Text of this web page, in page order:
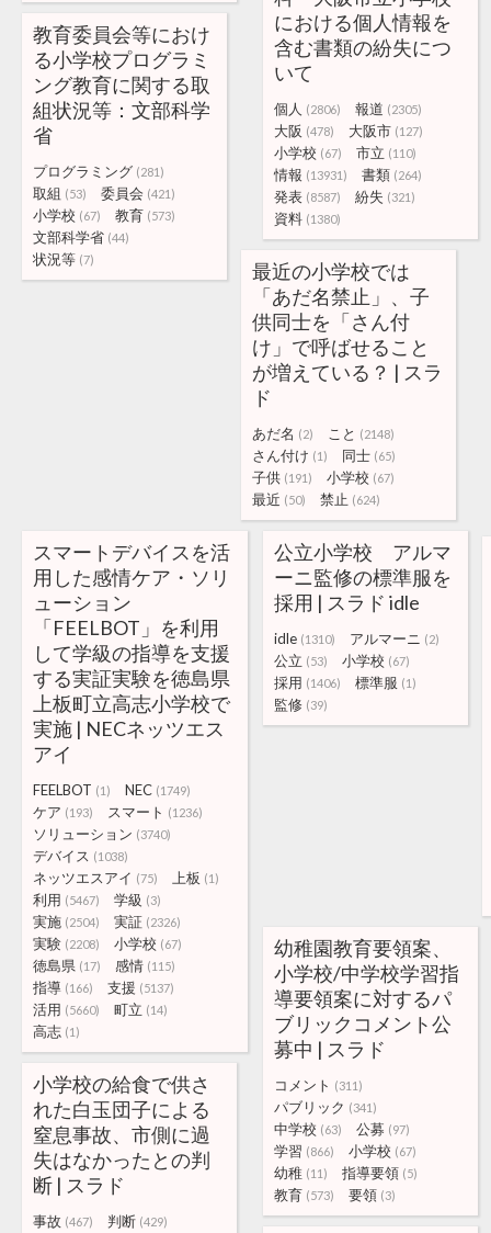
における個人情報を
含む書類の紛失につ
いて
個人 (2806) 報道 (2305)
大阪 (478) 大阪市 (127)
小学校 (67) 市立 (110)
情報 (13931) 書類 (264)
発表 (8587) 紛失 (321)
資料 (1380)
教育委員会等におけ
る小学校プログラミ
ング教育に関する取
組状況等：文部科学
省
プログラミング (281)
取組 (53) 委員会 (421)
小学校 (67) 教育 (573)
文部科学省 (44)
状況等 (7)
最近の小学校では
「あだ名禁止」、子
供同士を「さん付
け」で呼ばせること
が増えている？ | スラ
ド
あだ名 (2) こと (2148)
さん付け (1) 同士 (65)
子供 (191) 小学校 (67)
最近 (50) 禁止 (624)
スマートデバイスを活
用した感情ケア・ソリ
ューション
「FEELBOT」を利用
して学級の指導を支援
する実証実験を徳島県
上板町立高志小学校で
実施 | NECネッツエス
アイ
FEELBOT (1) NEC (1749)
ケア (193) スマート (1236)
ソリューション (3740)
デバイス (1038)
ネッツエスアイ (75) 上板 (1)
利用 (5467) 学級 (3)
実施 (2504) 実証 (2326)
実験 (2208) 小学校 (67)
徳島県 (17) 感情 (115)
指導 (166) 支援 (5137)
活用 (5660) 町立 (14)
高志 (1)
公立小学校 アルマ
ーニ監修の標準服を
採用 | スラド idle
idle (1310) アルマーニ (2)
公立 (53) 小学校 (67)
採用 (1406) 標準服 (1)
監修 (39)
幼稚園教育要領案、
小学校/中学校学習指
導要領案に対するパ
ブリックコメント公
募中 | スラド
コメント (311)
パブリック (341)
中学校 (63) 公募 (97)
学習 (866) 小学校 (67)
幼稚 (11) 指導要領 (5)
教育 (573) 要領 (3)
小学校の給食で供さ
れた白玉団子による
窒息事故、市側に過
失はなかったとの判
断 | スラド
事故 (467) 判断 (429)